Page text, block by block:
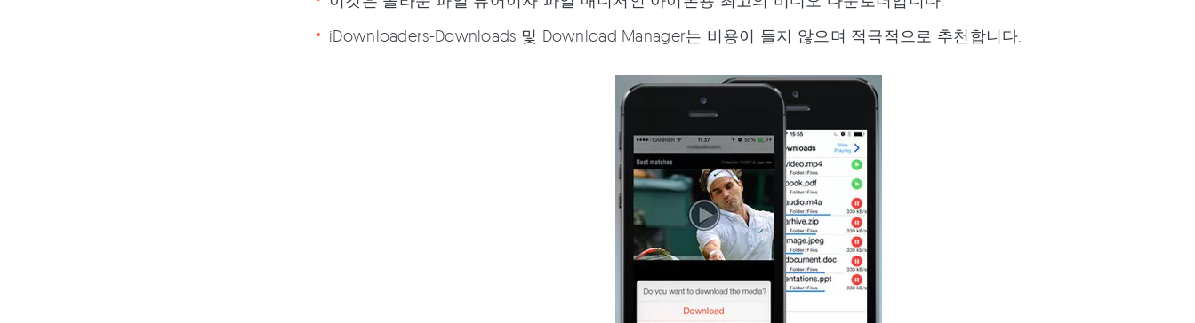
iDownloaders-Downloads 및 Download Manager는 비용이 들지 않으며 적극적으로 추천합니다.